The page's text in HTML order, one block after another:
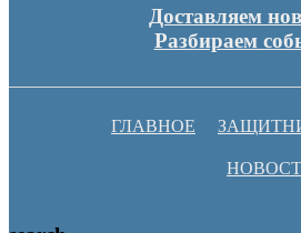
Доставляем
Разбираем
ГЛАВНОЕ